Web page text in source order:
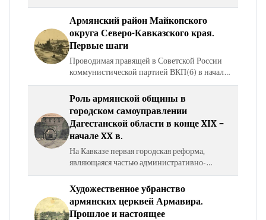
Екатерины II тысячи армян были переселены
из Крыма в Приазовье. В 1779 г. здесь ими
были основаны…
Армянский район Майкопского
округа Северо-Кавказского края.
Первые шаги
Проводимая правящей в Советской России
коммунистической партией ВКП(б) в начале
1920-х гг. ленинская национальная политика
в огромной мере способствовала
возникновению целого ряда…
Роль армянской общины в
городском самоуправлении
Дагестанской области в конце XIX –
начале XX в.
На Кавказе первая городская реформа,
являющаяся частью административно-
судебной реформы и коснувшаяся лишь
Тифлиса, была проведена в 1840 г.
Национальное неравноправие узаконивало…
Художественное убранство
армянских церквей Армавира.
Прошлое и настоящее